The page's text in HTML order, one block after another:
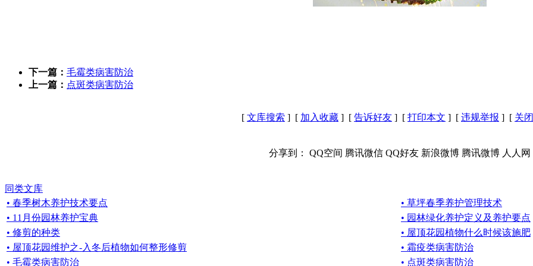
下一篇： 毛霉类病害防治
上一篇： 点斑类病害防治
[ 文库搜索 ] [ 加入收藏 ] [ 告诉好友 ] [ 打印本文 ] [ 违规举报 ] [ 关
分享到： QQ空间 腾讯微信 QQ好友 新浪微博 腾讯微博 人人网
同类文库
• 春季树木养护技术要点
• 草坪春季养护管理技术
• 11月份园林养护宝典
• 园林绿化养护定义及养护要点
• 修剪的种类
• 屋顶花园植物什么时候该施肥
• 屋顶花园维护之-入冬后植物如何整形修剪
• 霜疫类病害防治
• 毛霉类病害防治
• 点斑类病害防治